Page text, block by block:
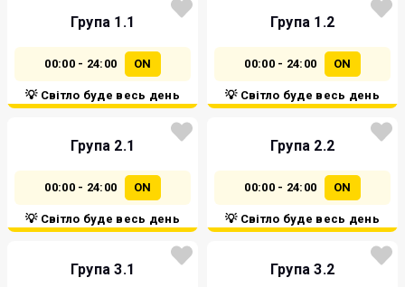
Група 1.1
00:00 - 24:00 ON
💡 Світло буде весь день
Група 1.2
00:00 - 24:00 ON
💡 Світло буде весь день
Група 2.1
00:00 - 24:00 ON
💡 Світло буде весь день
Група 2.2
00:00 - 24:00 ON
💡 Світло буде весь день
Група 3.1 Група 3.2